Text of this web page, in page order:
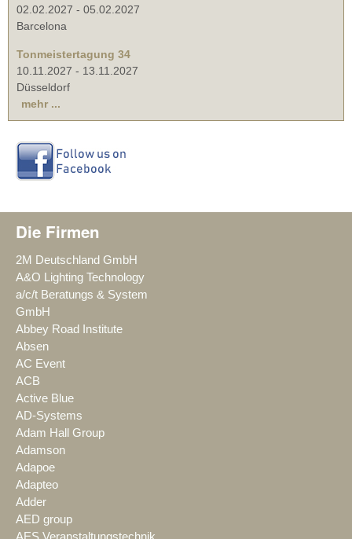
02.02.2027 - 05.02.2027
Barcelona
Tonmeistertagung 34
10.11.2027 - 13.11.2027
Düsseldorf
mehr ...
Die Firmen
2M Deutschland GmbH
A&O Lighting Technology
a/c/t Beratungs & System
GmbH
Abbey Road Institute
Absen
AC Event
ACB
Active Blue
AD-Systems
Adam Hall Group
Adamson
Adapoe
Adapteo
Adder
AED group